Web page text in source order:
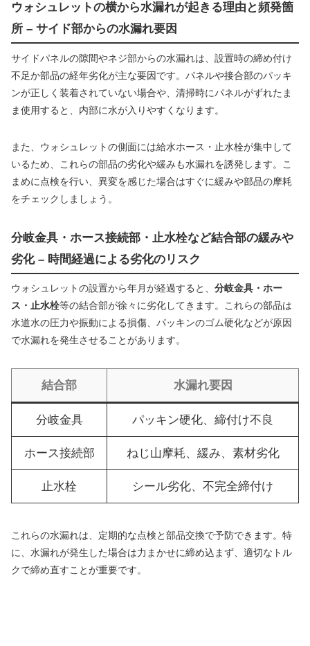
ウォシュレットの横から水漏れが起きる理由と頻発箇
所 – サイド部からの水漏れ要因
サイドパネルの隙間やネジ部からの水漏れは、設置時の締め付け
不足か部品の経年劣化が主な要因です。パネルや接合部のパッキ
ンが正しく装着されていない場合や、清掃時にパネルがずれたま
ま使用すると、内部に水が入りやすくなります。
また、ウォシュレットの側面には給水ホース・止水栓が集中して
いるため、これらの部品の劣化や緩みも水漏れを誘発します。こ
まめに点検を行い、異変を感じた場合はすぐに緩みや部品の摩耗
をチェックしましょう。
分岐金具・ホース接続部・止水栓など結合部の緩みや
劣化 – 時間経過による劣化のリスク
ウォシュレットの設置から年月が経過すると、 分岐金具・ホー
ス・止水栓等の結合部が徐々に劣化してきます。これらの部品は
水道水の圧力や振動による損傷、パッキンのゴム硬化などが原因
で水漏れを発生させることがあります。
結合部 水漏れ要因
分岐金具 パッキン硬化、締付け不良
ホース接続部 ねじ山摩耗、緩み、素材劣化
止水栓 シール劣化、不完全締付け
これらの水漏れは、定期的な点検と部品交換で予防できます。特
に、水漏れが発生した場合は力まかせに締め込まず、適切なトル
クで締め直すことが重要です。